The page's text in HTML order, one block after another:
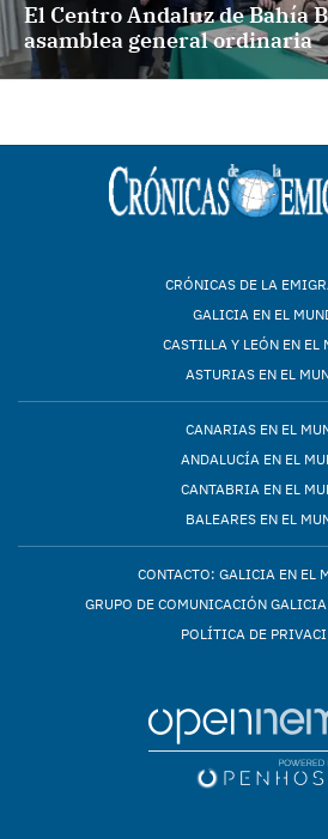
El Centro Andaluz de Bahía
asamblea general ordinaria
CRÓNICAS DE LA
GALICIA EN EL
CASTILLA Y LEÓN EN EL
ASTURIAS EN EL
CANARIAS EN EL
ANDALUCÍA EN EL
CANTABRIA EN EL
BALEARES EN EL
CONTACTO: GALICIA EN EL
GRUPO DE COMUNICACIÓN
POLÍTICA DE